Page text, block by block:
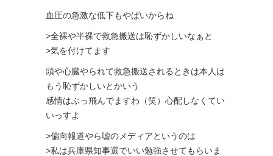
血圧の急激な低下もやばいからね
>全裸や半裸で救急搬送は恥ずかしいなぁと
>気を付けてます
頭や心臓やられて救急搬送されるときは本人は
もう恥ずかしいとかいう
感情はぶっ飛んでますわ（笑）心配しなくてい
いっすよ
>偏向報道やら嘘のメディアというのは
>私は兵庫県知事選でいい勉強させてもらいま